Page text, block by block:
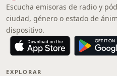
Escucha emisoras de radio y
ciudad, género o estado de
dispositivo.
EXPLORAR